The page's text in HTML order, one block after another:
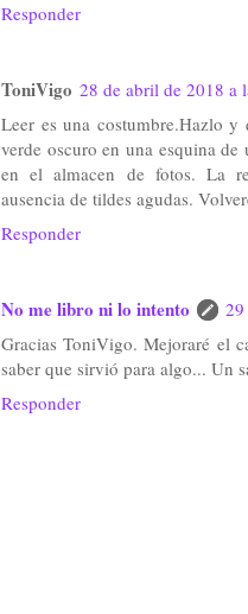
Responder
ToniVigo 28 de abril de 2018 a
Leer es una costumbre.Hazlo
verde oscuro en una esquina
en el almacen de fotos. La
ausencia de tildes agudas.
Responder
No me libro ni lo intento
Gracias ToniVigo. Mejoraré el
saber que sirvió para algo... Un
Responder